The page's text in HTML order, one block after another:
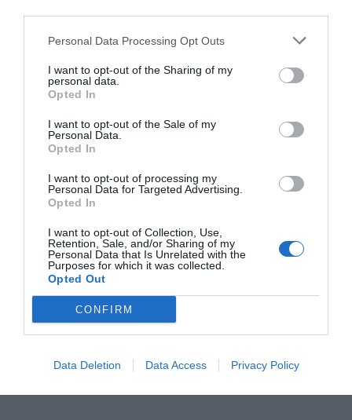
Personal Data Processing Opt Outs
I want to opt-out of the Sharing of my
personal data.
Opted In
I want to opt-out of the Sale of my
Personal Data.
Opted In
I want to opt-out of processing my
Personal Data for Targeted Advertising.
Opted In
I want to opt-out of Collection, Use,
Retention, Sale, and/or Sharing of my
Personal Data that Is Unrelated with the
Purposes for which it was collected.
Opted Out
CONFIRM
Data Deletion Data Access Privacy Policy